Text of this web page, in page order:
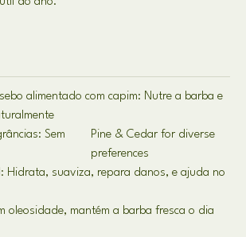
alimentado com capim: Nutre a barba e
Sem
Pine & Cedar for diverse
preferences
Hidrata, suaviza, repara danos, e ajuda no
oleosidade, mantém a barba fresca o dia